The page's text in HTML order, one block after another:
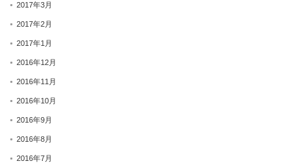
2017年3月
2017年2月
2017年1月
2016年12月
2016年11月
2016年10月
2016年9月
2016年8月
2016年7月